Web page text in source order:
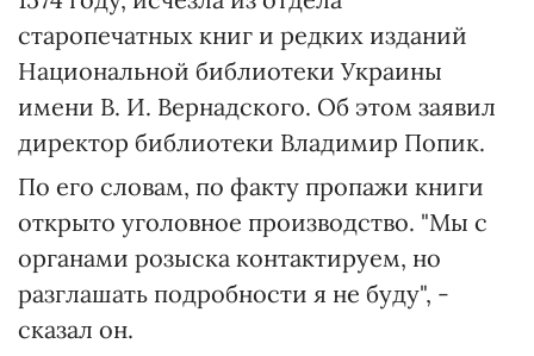
старопечатных книг и редких изданий
Национальной библиотеки Украины
имени В. И. Вернадского. Об этом заявил
директор библиотеки Владимир Попик.
По его словам, по факту пропажи книги
открыто уголовное производство. "Мы с
органами розыска контактируем, но
разглашать подробности я не буду", -
сказал он.